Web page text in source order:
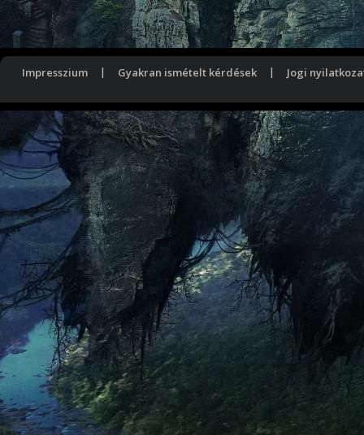
Impresszium | Gyakran ismételt kérdések | Jogi